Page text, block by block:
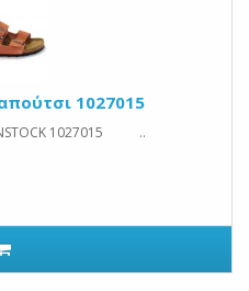
1027015
1027015 ..